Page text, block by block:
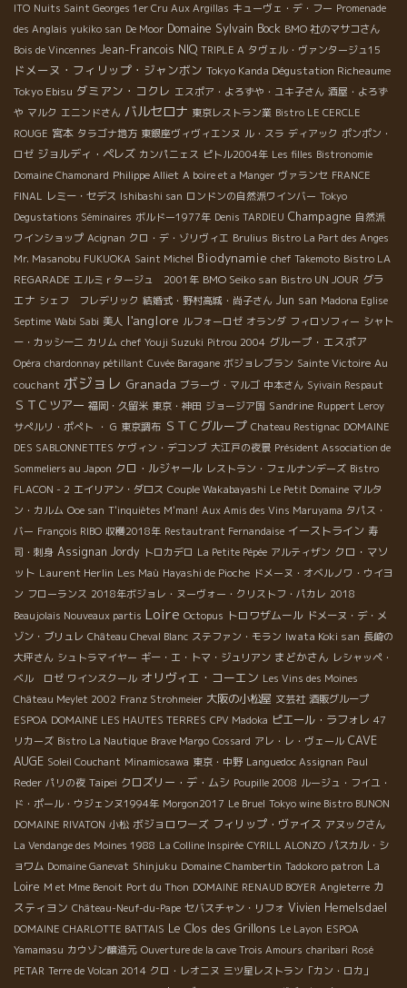
ITO Nuits Saint Georges 1er Cru Aux Argillas キューヴェ・デ・フー Promenade
des Anglais yukiko san De Moor Domaine Sylvain Bock BMO 社のマサコさん
Bois de Vincennes Jean-Francois NIQ TRIPLE A タヴェル・ヴァンタージュ15
ドメーヌ・フィリップ・ジャンボン Tokyo Kanda Dégustation Richeaume
Tokyo Ebisu ダミアン・コクレ エスポア・よろずや・ユキ子さん 酒屋・よろず
や マルク エニンドさん バルセロナ 東京レストラン業 Bistro LE CERCLE
ROUGE 宮本 タラゴナ地方 東銀座ヴィヴィエンヌ ル・スラ ディアック ポンポン・
ロゼ ジョルディ・ペレズ カンパニェス ピトル2004年 Les filles Bistronomie
Domaine Chamonard Philippe Alliet A boire et a Manger ヴァランセ FRANCE
FINAL レミー・セデス Ishibashi san ロンドンの自然派ワインバー Tokyo
Degustations Séminaires ボルドー1977年 Denis TARDIEU Champagne 自然派
ワインショップ Acignan クロ・デ・ゾリヴィエ Brulius Bistro La Part des Anges
Mr. Masanobu FUKUOKA Saint Michel Biodynamie chef Takemoto Bistro LA
REGARADE エルミｒタージュ 2001年 BMO Seiko san Bistro UN JOUR グラ
エナ シェフ フレデリック 結婚式・野村高城・尚子さん Jun san Madona Eglise
Septime Wabi Sabi 美人 l'anglore ルフォーロゼ オランダ フィロソフィー シャト
ー・カッシーニ カリム chef Youji Suzuki Pitrou 2004 グループ・エスポア
Opéra chardonnay pétillant Cuvée Baragane ボジョレブラン Sainte Victoire Au
couchant ボジョレ Granada ブラーヴ・マルゴ 中本さん Syivain Respaut
ＳＴＣツアー 福岡・久留米 東京・神田 ジョージア国 Sandrine Ruppert Leroy
サぺルリ・ポぺト
・ G 東京調布 ＳＴＣグループ Chateau Restignac DOMAINE
DES SABLONNETTES ケヴィン・デコンブ 大江戸の夜景 Président Association de
Sommeliers au Japon クロ・ルジャール レストラン・フェルナンデーズ Bistro
FLACON - 2 エイリアン・ダロス Couple Wakabayashi Le Petit Domaine マルタ
ン・カルム Ooe san T'inquiètes M'man! Aux Amis des Vins Maruyama タパス・
バー François RIBO 収穫2018年 Restautrant Fernandaise イーストライン 寿
司・刺身 Assignan Jordy トロカデロ La Petite Pépée アルティザン クロ・マソ
ット Laurent Herlin Les Maù Hayashi de Pioche ドメーヌ・オベルノワ・ウイヨ
ン フローランス 2018年ボジョレ・ヌーヴォー・クリストフ・パカレ 2018
Beaujolais Nouveaux partis Loire Octopus トロワザムール ドメーヌ・デ・メ
ゾン・ブリュレ Château Cheval Blanc ステファン・モラン Iwata Koki san 長崎の
大坪さん シュトラマイヤー ギー・エ・トマ・ジュリアン まどかさん レシャッペ・
ベル ロゼ ワインスクール オリヴィエ・コーエン Les Vins des Moines
Château Meylet 2002 Franz Strohmeier 大阪の小松屋 文芸社 酒販グループ
ESPOA DOMAINE LES HAUTES TERRES CPV Madoka ピエール・ラフォレ 47
リカーズ Bistro La Nautique Brave Margo Cossard アレ・レ・ヴェール CAVE
AUGE Soleil Couchant Minamiosawa 東京・中野 Languedoc Assignan Paul
Reder パリの夜 Taipei クロズリー・デ・ムシ Poupille 2008 ルージュ・フイユ・
ド・ポール・ウジェンヌ1994年 Morgon2017 Le Bruel Tokyo wine Bistro BUNON
DOMAINE RIVATON 小松 ボジョロワーズ フィリップ・ヴァイス アヌックさん
La Vendange des Moines 1988 La Colline Inspirée CYRILL ALONZO パスカル・シ
ョワム Domaine Ganevat Shinjuku Domaine Chambertin Tadokoro patron La
Loire M et Mme Benoit Port du Thon DOMAINE RENAUD BOYER Angleterre カ
スティヨン Château-Neuf-du-Pape セバスチャン・リフォ Vivien Hemelsdael
DOMAINE CHARLOTTE BATTAIS Le Clos des Grillons Le Layon ESPOA
Yamamasu カウゾン醸造元 Ouverture de la cave Trois Amours charibari Rosé
PETAR Terre de Volcan 2014 クロ・レオニヌ 三ツ星レストラン「カン・ロカ」